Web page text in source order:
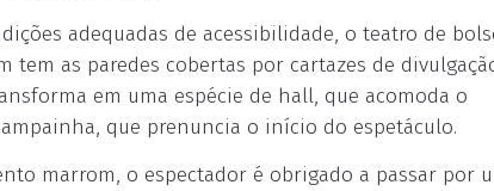
adequadas de acessibilidade, o teatro de
tem as paredes cobertas por cartazes de
em uma espécie de hall, que acomoda o
que prenuncia o início do espetáculo.
marrom, o espectador é obrigado a passar por